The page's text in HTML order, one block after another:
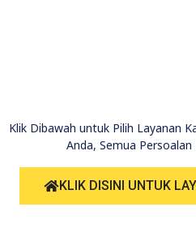
Klik Dibawah untuk Pilih Layanan
Anda, Semua
KLIK DISINI UNTUK